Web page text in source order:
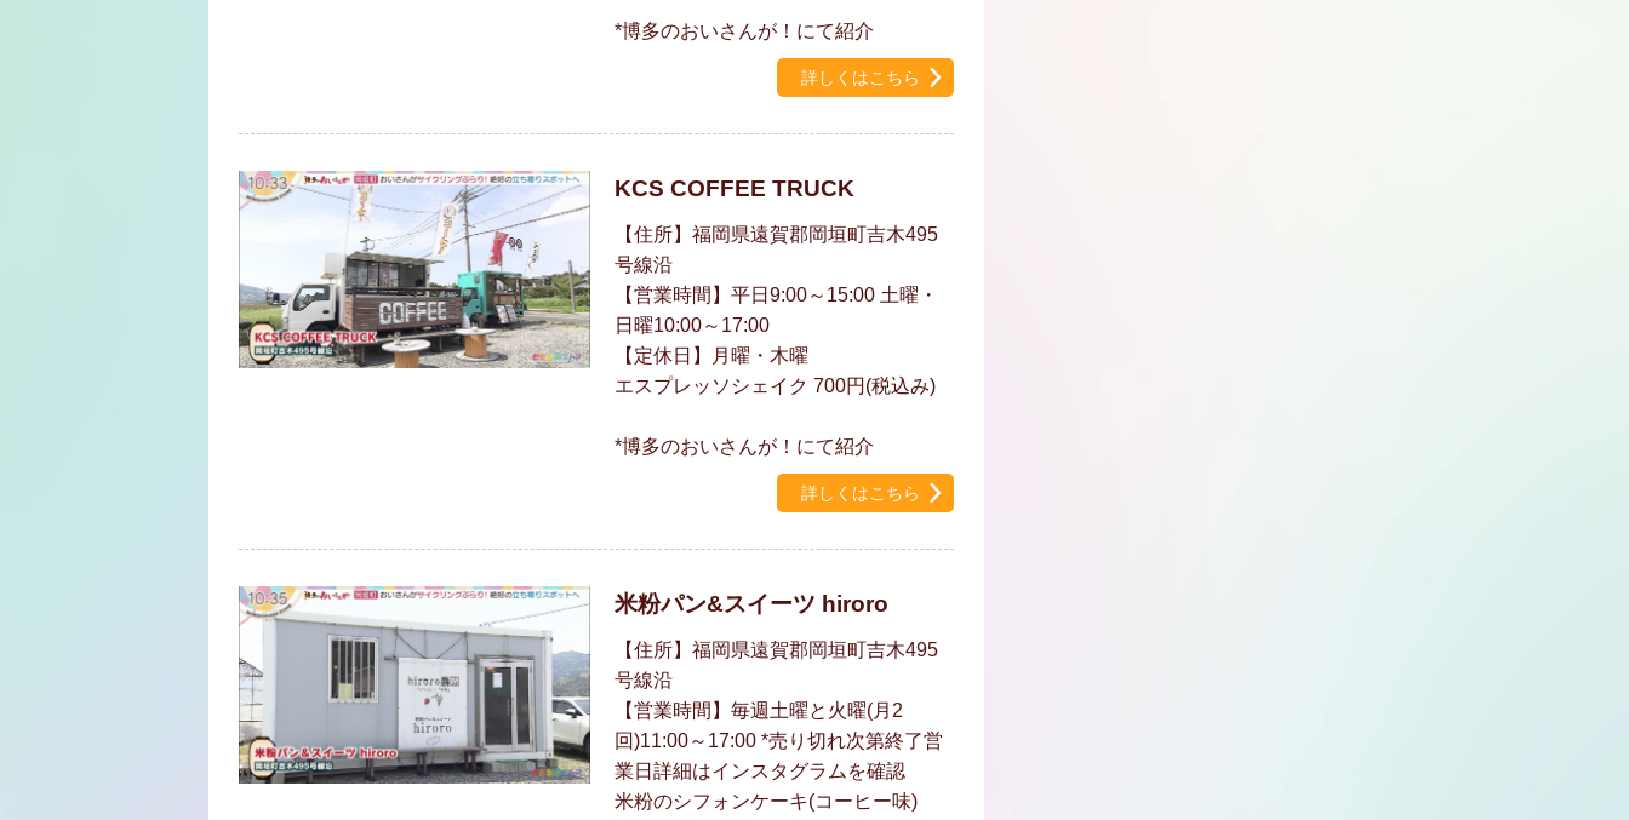
*博多のおいさんが！にて紹介
詳しくはこちら
KCS COFFEE TRUCK
【住所】福岡県遠賀郡岡垣町吉木495
号線沿
【営業時間】平日9:00～15:00 土曜・
日曜10:00～17:00
【定休日】月曜・木曜
エスプレッソシェイク 700円(税込み)
*博多のおいさんが！にて紹介
詳しくはこちら
米粉パン&スイーツ hiroro
【住所】福岡県遠賀郡岡垣町吉木495
号線沿
【営業時間】毎週土曜と火曜(月2
回)11:00～17:00 *売り切れ次第終了営
業日詳細はインスタグラムを確認
米粉のシフォンケーキ(コーヒー味)